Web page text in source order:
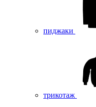
пиджаки
трикотаж